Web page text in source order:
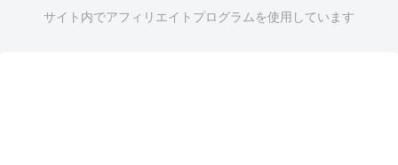
サイト内でアフィリエイトプログラムを使用しています